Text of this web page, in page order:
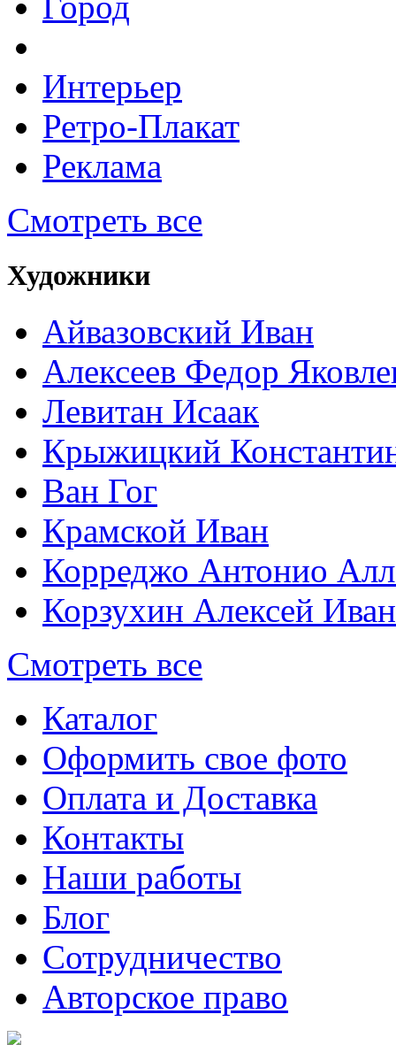
Интерьер
Ретро-Плакат
Реклама
Смотреть все
Художники
Айвазовский Иван
Алексеев Федор
Левитан Исаак
Крыжицкий
Ван Гог
Крамской Иван
Корреджо Антонио
Корзухин Алексей
Смотреть все
Каталог
Оформить свое фото
Оплата и Доставка
Контакты
Наши работы
Блог
Сотрудничество
Авторское право